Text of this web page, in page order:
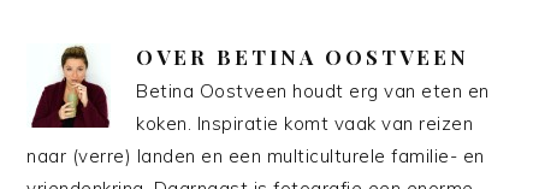
OVER BETINA OOSTVEEN
Betina Oostveen houdt erg van eten en
koken. Inspiratie komt vaak van reizen
naar (verre) landen en een multiculturele familie- en